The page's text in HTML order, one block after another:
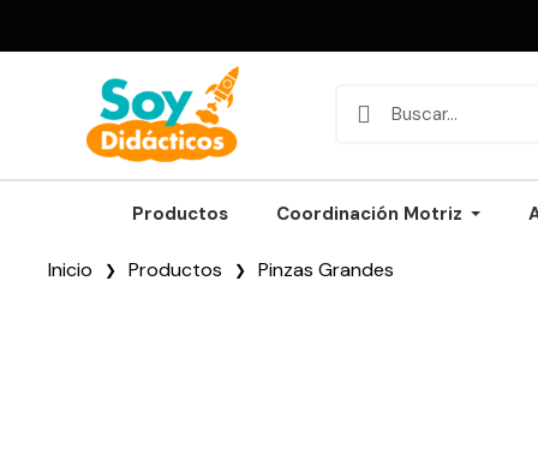
Productos Coordinación Motriz
Inicio Productos Pinzas Grandes